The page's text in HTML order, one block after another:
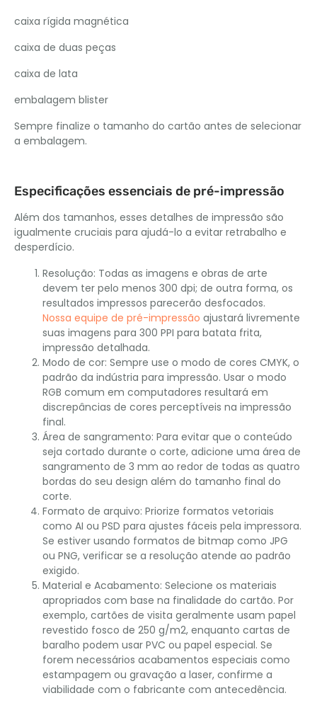
caixa rígida magnética
caixa de duas peças
caixa de lata
embalagem blister
Sempre finalize o tamanho do cartão antes de selecionar
a embalagem.
Especificações essenciais de pré-impressão
Além dos tamanhos, esses detalhes de impressão são
igualmente cruciais para ajudá-lo a evitar retrabalho e
desperdício.
Resolução: Todas as imagens e obras de arte
devem ter pelo menos 300 dpi; de outra forma, os
resultados impressos parecerão desfocados.
Nossa equipe de pré-impressão ajustará livremente
suas imagens para 300 PPI para batata frita,
impressão detalhada.
Modo de cor: Sempre use o modo de cores CMYK, o
padrão da indústria para impressão. Usar o modo
RGB comum em computadores resultará em
discrepâncias de cores perceptíveis na impressão
final.
Área de sangramento: Para evitar que o conteúdo
seja cortado durante o corte, adicione uma área de
sangramento de 3 mm ao redor de todas as quatro
bordas do seu design além do tamanho final do
corte.
Formato de arquivo: Priorize formatos vetoriais
como AI ou PSD para ajustes fáceis pela impressora.
Se estiver usando formatos de bitmap como JPG
ou PNG, verificar se a resolução atende ao padrão
exigido.
Material e Acabamento: Selecione os materiais
apropriados com base na finalidade do cartão. Por
exemplo, cartões de visita geralmente usam papel
revestido fosco de 250 g/m2, enquanto cartas de
baralho podem usar PVC ou papel especial. Se
forem necessários acabamentos especiais como
estampagem ou gravação a laser, confirme a
viabilidade com o fabricante com antecedência.